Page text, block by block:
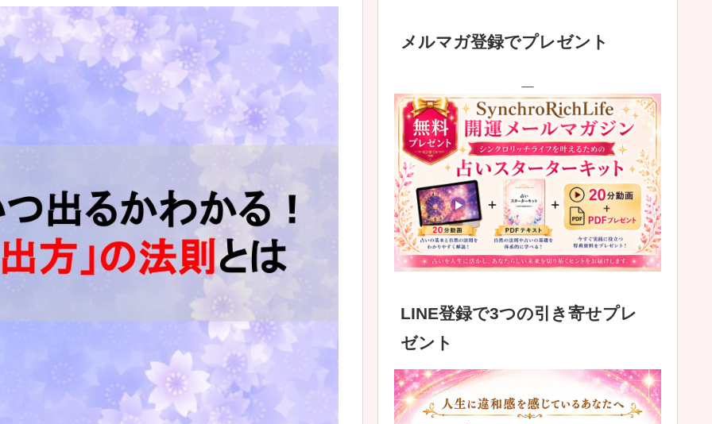
メルマガ登録でプレゼント
LINE登録で3つの引き寄せプレ
ゼント